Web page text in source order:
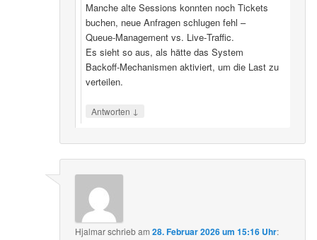
Manche alte Sessions konnten noch Tickets
buchen, neue Anfragen schlugen fehl –
Queue‑Management vs. Live‑Traffic.
Es sieht so aus, als hätte das System
Backoff‑Mechanismen aktiviert, um die Last zu
verteilen.
Antworten ↓
Hjalmarschriebam28. Februar 2026 um 15:16 Uhr: